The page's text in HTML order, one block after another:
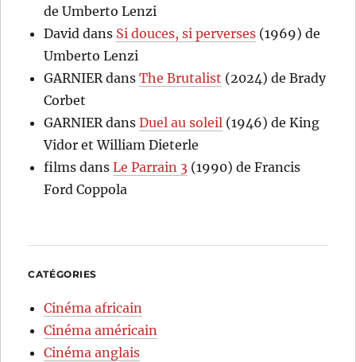
de Umberto Lenzi
David dans Si douces, si perverses (1969) de
Umberto Lenzi
GARNIERdansThe Brutalist (2024) de Brady
Corbet
GARNIERdansDuel au soleil (1946) de King
Vidor et William Dieterle
films dansLe Parrain 3 (1990) de Francis
Ford Coppola
CATÉGORIES
Cinéma africain
Cinéma américain
Cinéma anglais